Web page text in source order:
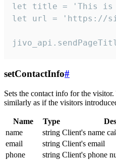
let title = 'This is
let url = 'https://
setContactInfo#
Sets the contact info for the
similarly as if the visitors
Name Type
name
string Client's name
email
string Client's email
phone
string Client's phone